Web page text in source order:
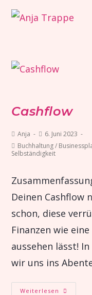
Cashflow
Anja
6. Juni 2023
Buchhaltung /
Selbständigkeit
Deinen Cashflow
schon, diese
Finanzen wie
aussehen lässt!
wir uns ins
Weiterlesen